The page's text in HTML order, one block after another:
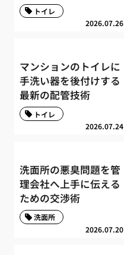
2026.07.26
トイレ
マンションのトイレに
手洗い器を後付けする
最新の配管技術
2026.07.24
トイレ
洗面所の悪臭問題を管
理会社へ上手に伝える
ための交渉術
2026.07.20
洗面所